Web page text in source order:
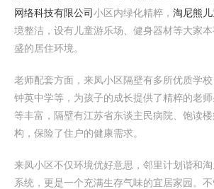
网络科技有限公司小区内绿化精粹， 淘尼熊
境整洁，设有儿童游乐场、健身器材等大家
盛的居住环境。
老师配套方面，来凤小区隔壁有多所优质学校
钟英中学等，为孩子的成长提供了精粹的老
等丰富，隔壁有江苏省东谈主民病院、饱读
构，保险了住户的健康需求。
来凤小区不仅环境优好意思，邻里计划谐和
系统，更是一个充满生存气味的宜居家园。